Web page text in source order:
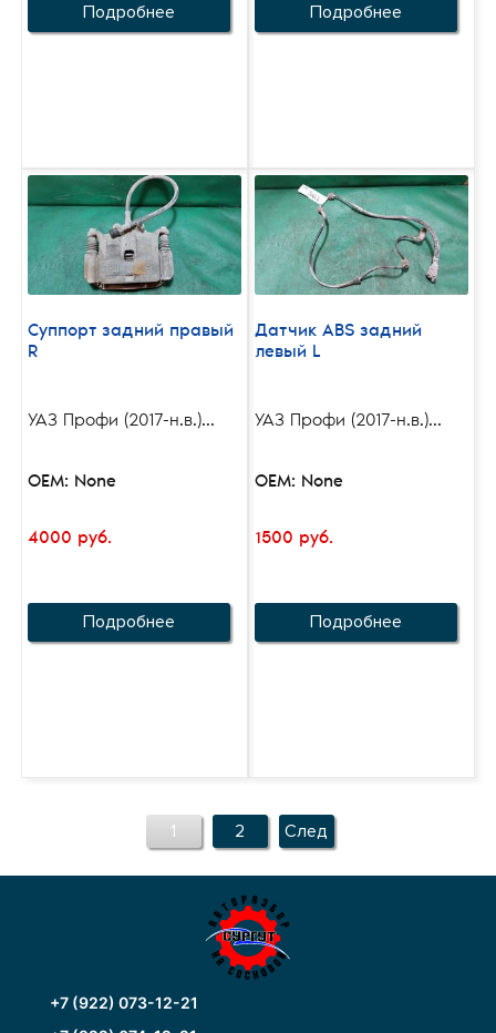
Подробнее Подробнее
Суппорт задний правый
R
УАЗ Профи (2017-н.в.)...
OEM: None
4000 руб.
Подробнее
Датчик ABS задний
левый L
УАЗ Профи (2017-н.в.)...
OEM: None
1500 руб.
Подробнее
1 2 След
+7 (922) 073-12-21